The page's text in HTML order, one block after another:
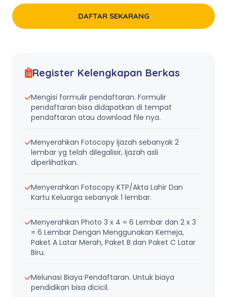
DAFTAR SEKARANG
Register Kelengkapan Berkas
Mengisi formulir pendaftaran. Formulir
pendaftaran bisa didapatkan di tempat
pendaftaran atau download file nya.
Menyerahkan Fotocopy Ijazah sebanyak 2
lembar yg telah dilegalisir, Ijazah asli
diperlihatkan.
Menyerahkan Fotocopy KTP/Akta Lahir Dan
Kartu Keluarga sebanyak 1 lembar.
Menyerahkan Photo 3 x 4 = 6 Lembar dan 2 x 3
= 6 Lembar Dengan Menggunakan Kemeja,
Paket A Latar Merah, Paket B dan Paket C Latar
Biru.
Melunasi Biaya Pendaftaran. Untuk biaya
pendidikan bisa dicicil.